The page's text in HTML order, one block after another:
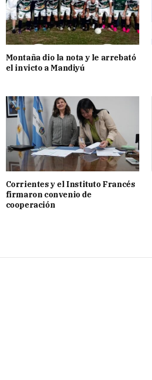
Montaña dio la nota y le arrebató
el invicto a Mandiyú
Corrientes y el Instituto Francés
firmaron convenio de
cooperación